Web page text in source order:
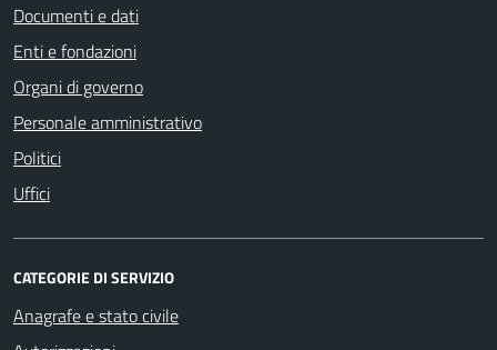
Documenti e dati
Enti e fondazioni
Organi di governo
Personale amministrativo
Politici
Uffici
CATEGORIE DI SERVIZIO
Anagrafe e stato civile